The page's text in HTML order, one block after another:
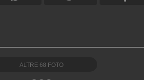
ALTRE 68 FOTO